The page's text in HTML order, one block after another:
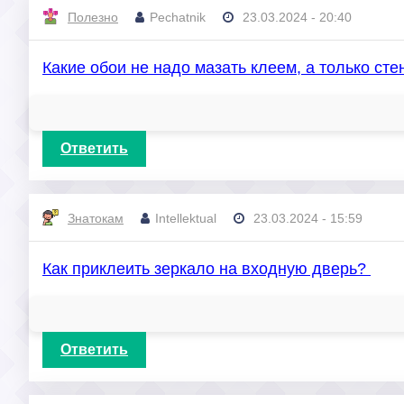
Полезно Pechatnik 23.03.2024 - 20:40
Какие обои не надо мазать клеем, а только
Ответить
Знатокам Intellektual 23.03.2024 - 15:59
Как приклеить зеркало на входную дверь?
Ответить